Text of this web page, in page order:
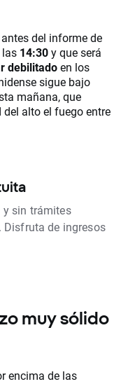
antes del informe de
las 14:30y que será
debilitadoen los
sigue bajo
mañana, que
alto el fuego entre
y sin trámites
Disfruta de ingresos
muy sólido
encima de las